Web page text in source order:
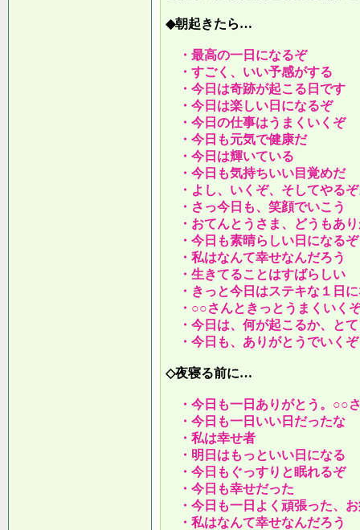
◆朝起きたら…
・最高の一日になるぞ
・すごく、いい予感がする
・今日は奇跡が起こる日です
・今日は楽しい日になるぞ
・今日の仕事はうまくいくぞ
・今日も元気で健康だ
・今日は輝いている
・今日も気持ちいい目覚めだ
・よし、いくぞ、そしてやる
・さっ今日も、笑顔でいこう
・おてんとうさま、どうもあ
・今日も素晴らしい日になるぞ
・私はなんて幸せなんだろう
・生きてることはすばらしい
・きっと今日はステキな１日
・○○さんときっとうまくいく
・今日は、何が起こるか、と
・今日も、ありがとうでいくぞ
◇夜寝る前に…
・今日も一日ありがとう。○○
・今日も一日いい日だったな
・私は幸せ者
・明日はもっといい日になる
・今日もぐっすりと眠れるぞ
・今日も幸せだった
・今日も一日よく頑張った、
・私はなんて幸せなんだろう